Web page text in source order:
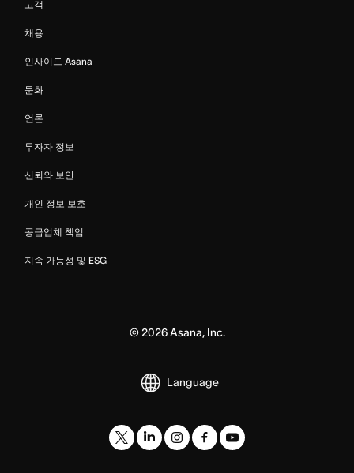
고객
채용
인사이드 Asana
문화
언론
투자자 정보
신뢰와 보안
개인 정보 보호
공급업체 책임
지속 가능성 및 ESG
© 2026Asana, Inc.
Language